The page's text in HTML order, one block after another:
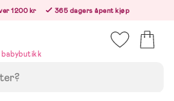
1200 kr
365 dagers åpent kjøp